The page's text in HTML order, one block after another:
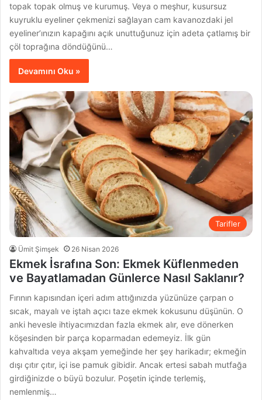
topak topak olmuş ve kurumuş. Veya o meşhur, kusursuz
kuyruklu eyeliner çekmenizi sağlayan cam kavanozdaki jel
eyeliner’ınızın kapağını açık unuttuğunuz için adeta çatlamış bir
çöl toprağına döndüğünü…
Devamını Oku »
Tarifler
Ümit Şimşek 26 Nisan 2026
Ekmek İsrafına Son: Ekmek Küflenmeden
ve Bayatlamadan Günlerce Nasıl Saklanır?
Fırının kapısından içeri adım attığınızda yüzünüze çarpan o
sıcak, mayalı ve iştah açıcı taze ekmek kokusunu düşünün. O
anki hevesle ihtiyacımızdan fazla ekmek alır, eve dönerken
köşesinden bir parça koparmadan edemeyiz. İlk gün
kahvaltıda veya akşam yemeğinde her şey harikadır; ekmeğin
dışı çıtır çıtır, içi ise pamuk gibidir. Ancak ertesi sabah mutfağa
girdiğinizde o büyü bozulur. Poşetin içinde terlemiş,
nemlenmiş…